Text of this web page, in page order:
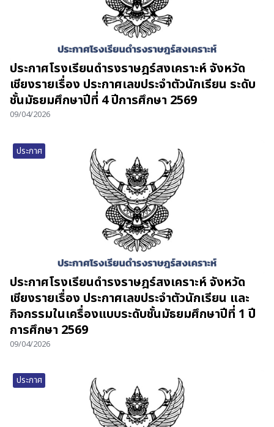
ประกาศโรงเรียนดำรงราษฎร์สงเคราะห์ จังหวัด
เชียงรายเรื่อง ประกาศเลขประจำตัวนักเรียน ระดับ
ชั้นมัธยมศึกษาปีที่ 4 ปีการศึกษา 2569
09/04/2026
ประกาศ
ประกาศโรงเรียนดำรงราษฎร์สงเคราะห์ จังหวัด
เชียงรายเรื่อง ประกาศเลขประจำตัวนักเรียน และ
กิจกรรมในเครื่องแบบระดับชั้นมัธยมศึกษาปีที่ 1 ปี
การศึกษา 2569
09/04/2026
ประกาศ